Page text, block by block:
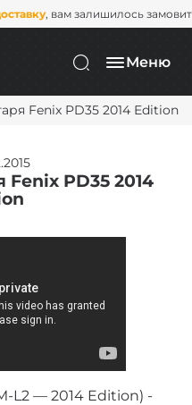
, вам залишилось
Меню
Fenix PD35 2014 Edition
Fenix PD35 2014
L2 — 2014 Edition) -